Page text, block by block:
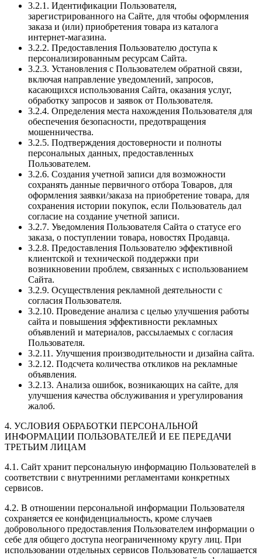
3.2.1. Идентификации Пользователя,
зарегистрированного на Сайте, для чтобы оформления
заказа и (или) приобретения товара из каталога
интернет-магазина.
3.2.2. Предоставления Пользователю доступа к
персонализированным ресурсам Сайта.
3.2.3. Установления с Пользователем обратной связи,
включая направление уведомлений, запросов,
касающихся использования Сайта, оказания услуг,
обработку запросов и заявок от Пользователя.
3.2.4. Определения места нахождения Пользователя для
обеспечения безопасности, предотвращения
мошенничества.
3.2.5. Подтверждения достоверности и полноты
персональных данных, предоставленных
Пользователем.
3.2.6. Создания учетной записи для возможности
сохранять данные первичного отбора Товаров, для
оформления заявки/заказа на приобретение товара, для
сохранения истории покупок, если Пользователь дал
согласие на создание учетной записи.
3.2.7. Уведомления Пользователя Сайта о статусе его
заказа, о поступлении товара, новостях Продавца.
3.2.8. Предоставления Пользователю эффективной
клиентской и технической поддержки при
возникновении проблем, связанных с использованием
Сайта.
3.2.9. Осуществления рекламной деятельности с
согласия Пользователя.
3.2.10. Проведение анализа с целью улучшения работы
сайта и повышения эффективности рекламных
объявлений и материалов, рассылаемых с согласия
Пользователя.
3.2.11. Улучшения производительности и дизайна сайта.
3.2.12. Подсчета количества откликов на рекламные
объявления.
3.2.13. Анализа ошибок, возникающих на сайте, для
улучшения качества обслуживания и урегулирования
жалоб.
4. УСЛОВИЯ ОБРАБОТКИ ПЕРСОНАЛЬНОЙ
ИНФОРМАЦИИ ПОЛЬЗОВАТЕЛЕЙ И ЕЕ ПЕРЕДАЧИ
ТРЕТЬИМ ЛИЦАМ
4.1. Сайт хранит персональную информацию Пользователей в
соответствии с внутренними регламентами конкретных
сервисов.
4.2. В отношении персональной информации Пользователя
сохраняется ее конфиденциальность, кроме случаев
добровольного предоставления Пользователем информации о
себе для общего доступа неограниченному кругу лиц. При
использовании отдельных сервисов Пользователь соглашается